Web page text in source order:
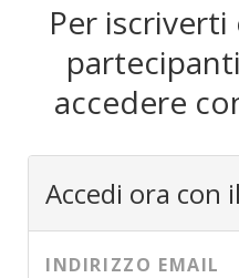
Per
accedere
Accedi ora con
INDIRIZZO EMAIL